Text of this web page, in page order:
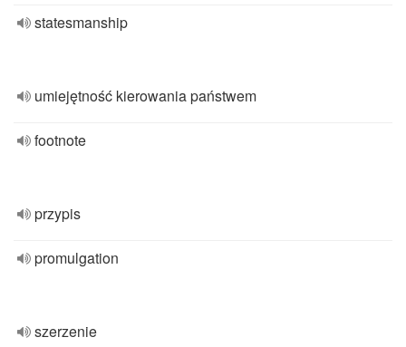
statesmanship
umiejętność kierowania państwem
footnote
przypis
promulgation
szerzenie